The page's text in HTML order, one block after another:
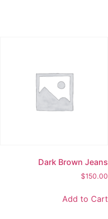
Dark Brown Jeans
$150.00
Add to Cart